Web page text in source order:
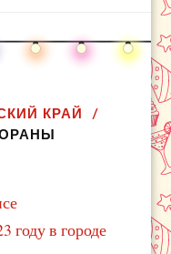
КРАЙ
году в городе